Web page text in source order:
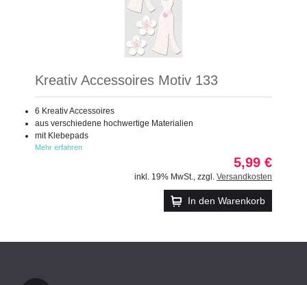
Kreativ Accessoires Motiv 133
6 Kreativ Accessoires
aus verschiedene hochwertige Materialien
mit Klebepads
Mehr erfahren
5,99 €
inkl. 19% MwSt. zzgl. Versandkosten
In den Warenkorb